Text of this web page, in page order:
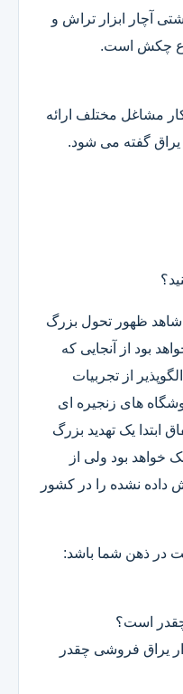
آچار ابزار تراش و
چکش است.
مشاغل مختلف ارائه
یراق گفته می شود.
شاهد ظهور تحول بزرگ
بود از آنجایی که
از تجربیات
های زنجیره ای
ابتدا یک تهدید بزرگ
خواهد بود ولی از
داده نشده را در کشور
در ذهن شما باشد:
یراق فروشی چقدر